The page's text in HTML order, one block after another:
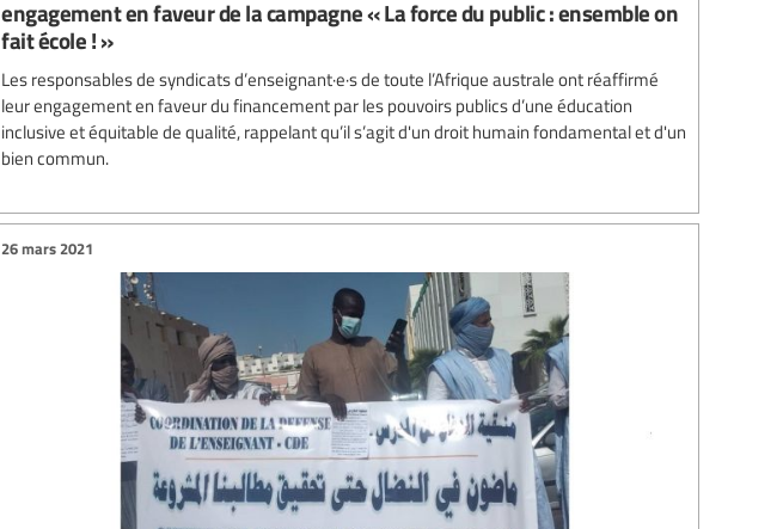
engagement en faveur de la campagne « La force du public : ensemble on
fait école ! »
Les responsables de syndicats d’enseignant·e·s de toute l’Afrique australe ont réaffirmé
leur engagement en faveur du financement par les pouvoirs publics d’une éducation
inclusive et équitable de qualité, rappelant qu’il s’agit d'un droit humain fondamental et d'un
bien commun.
26 mars 2021